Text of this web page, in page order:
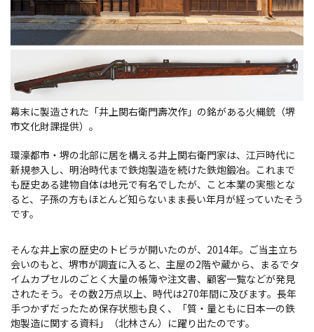
観光パンフレット
堺おもてなしチケット
お役立ち情報紹介
堺観光タクシー
交通・アクセス
堺観光コンベンション協会について
協会について
協会からのお知らせ
旅行業約款及びご旅行条件書について
環濠都市・堺の北部に居を構える井上関右衛門家は、江戸時代に
新規参入し、明治時代まで鉄炮製造を続けた鉄炮鍛冶。これまで
も歴史ある建物自体は地元で有名でしたが、こと本業の実態とな
ると、子孫の方もほとんど知らないまま長い年月が経っていたそう
です。
そんな井上家の歴史のトビラが開いたのが、2014年。ご当主立ち
会いのもと、堺市が調査に入ると、主屋の2階や蔵から、まるでタ
イムカプセルのごとく大量の帳簿や注文書、顧客一覧などが発見
されたそう。その数2万点以上、時代は270年間に及びます。長年
手つかずだったため保存状態も良く、「質・量ともに日本一の鉄
炮製造に関する資料」（北林さん）に躍り出たのです。
幕末に製造された「井上関右衛門壽次作」の銘がある火縄銃（堺
市文化財課提供）。